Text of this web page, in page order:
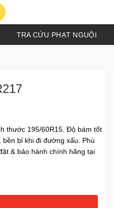
TRA CỨU PHẠT NGUỘI
thước 195/60R15. Độ bám tốt
bỉ khi đi đường xấu. Phù
& bảo hành chính hãng tại